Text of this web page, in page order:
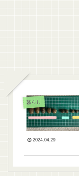
暮らし
2024.04.29